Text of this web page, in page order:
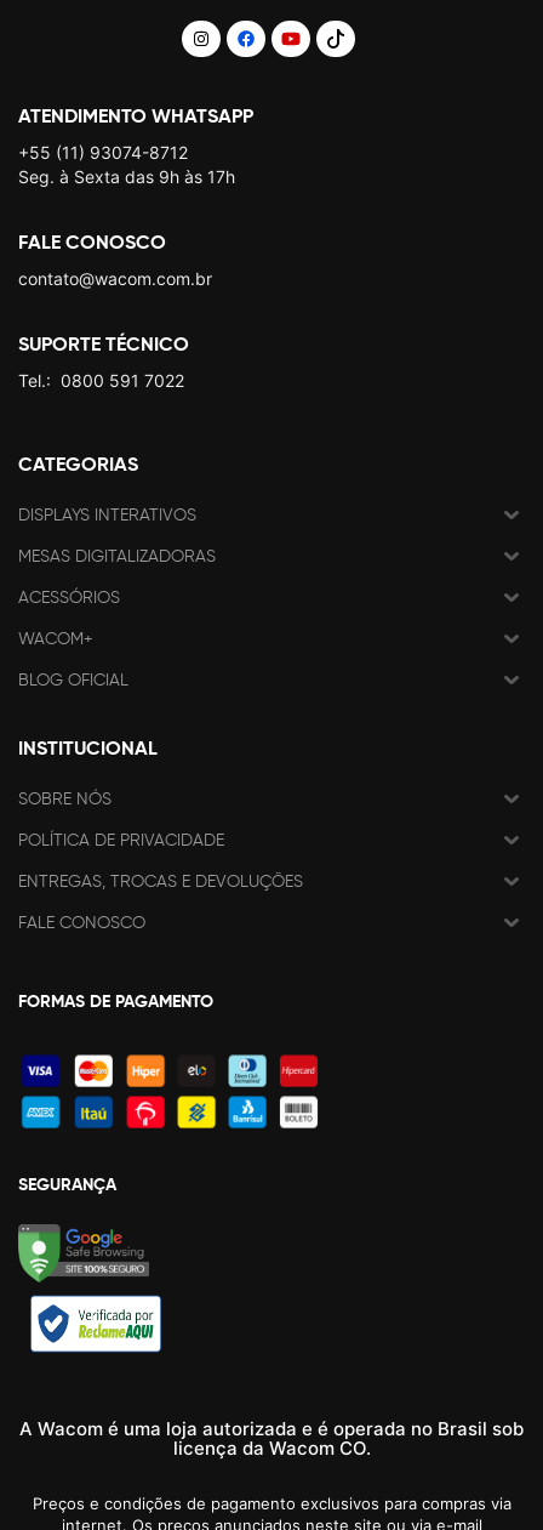
ATENDIMENTO WHATSAPP
+55 (11) 93074-8712
Seg. à Sexta das 9h às 17h
FALE CONOSCO
contato@wacom.com.br
SUPORTE TÉCNICO
Tel.: 0800 591 7022
CATEGORIAS
DISPLAYS INTERATIVOS
MESAS DIGITALIZADORAS
ACESSÓRIOS
WACOM+
BLOG OFICIAL
INSTITUCIONAL
SOBRE NÓS
POLÍTICA DE PRIVACIDADE
ENTREGAS, TROCAS E DEVOLUÇÕES
FALE CONOSCO
FORMAS DE PAGAMENTO
SEGURANÇA
A Wacom é uma loja autorizada e é operada no Brasil sob
licença da Wacom CO.
Preços e condições de pagamento exclusivos para compras via
internet. Os preços anunciados neste site ou via e-mail